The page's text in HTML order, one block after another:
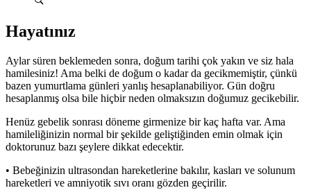
Hayatınız
Aylar süren beklemeden sonra, doğum tarihi çok yakın ve siz hala
hamilesiniz! Ama belki de doğum o kadar da gecikmemiştir, çünkü
bazen yumurtlama günleri yanlış hesaplanabiliyor. Gün doğru
hesaplanmış olsa bile hiçbir neden olmaksızın doğumuz gecikebilir.
Henüz gebelik sonrası döneme girmenize bir kaç hafta var. Ama
hamileliğinizin normal bir şekilde geliştiğinden emin olmak için
doktorunuz bazı şeylere dikkat edecektir.
• Bebeğinizin ultrasondan hareketlerine bakılır, kasları ve solunum
hareketleri ve amniyotik sıvı oranı gözden geçirilir.